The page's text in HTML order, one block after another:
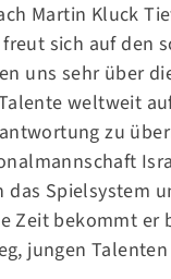
Martin Kluck
sich auf den
uns sehr über
weltweit
zu
Spielsystem
Zeit bekommt er
jungen
Verein